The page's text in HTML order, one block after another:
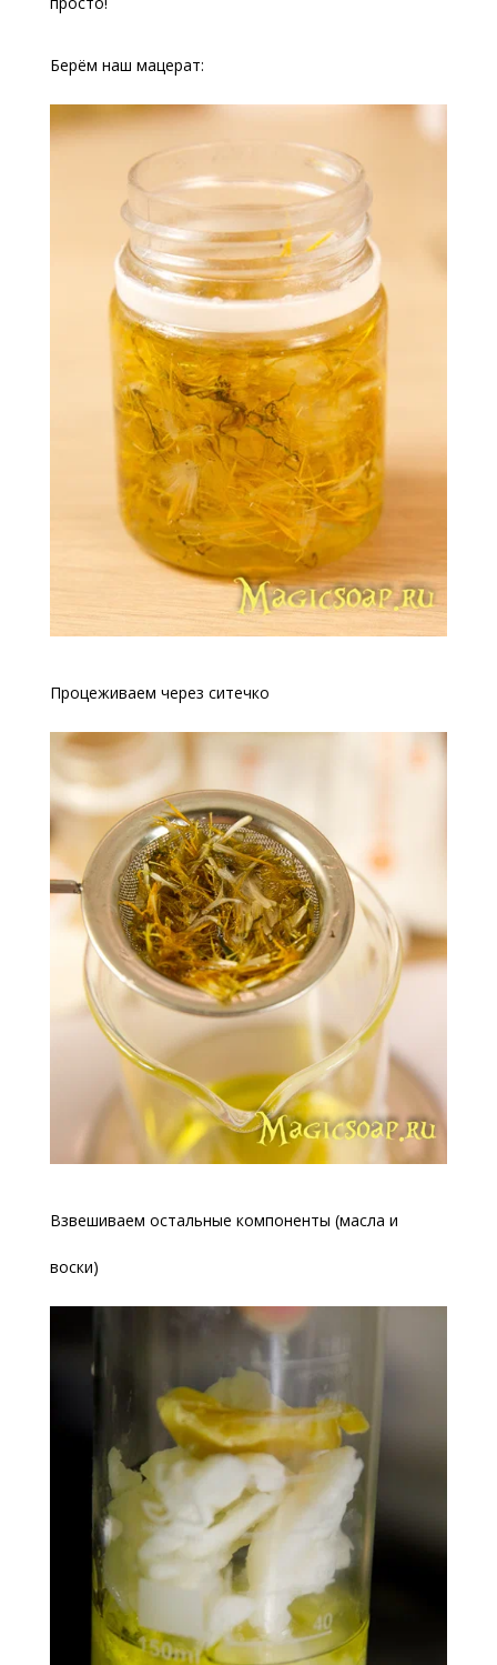
Берём наш мацерат:
Процеживаем через ситечко
Взвешиваем остальные компоненты (масла и
воски)